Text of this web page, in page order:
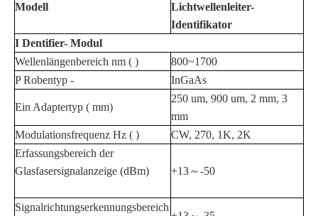
Modell
Lichtwellenleiter-
Identifikator
I Dentifier- Modul
Wellenlängenbereich nm ( )
800~1700
PRobentyp - InGaAs
Ein Adaptertyp ( mm)
250 um, 900 um, 2 mm, 3
mm
Modulationsfrequenz Hz ( )
CW, 270, 1K, 2K
Erfassungsbereich der
Glasfasersignalanzeige (dBm)
+13～-50
Signalrichtungserkennungsbereich